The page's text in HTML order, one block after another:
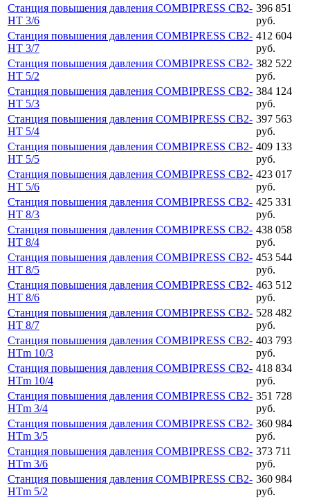
Станция повышения давления COMBIPRESS CB2-
HT 3/6
396 851
руб.
Станция повышения давления COMBIPRESS CB2-
HT 3/7
412 604
руб.
Станция повышения давления COMBIPRESS CB2-
HT 5/2
382 522
руб.
Станция повышения давления COMBIPRESS CB2-
HT 5/3
384 124
руб.
Станция повышения давления COMBIPRESS CB2-
HT 5/4
397 563
руб.
Станция повышения давления COMBIPRESS CB2-
HT 5/5
409 133
руб.
Станция повышения давления COMBIPRESS CB2-
HT 5/6
423 017
руб.
Станция повышения давления COMBIPRESS CB2-
HT 8/3
425 331
руб.
Станция повышения давления COMBIPRESS CB2-
HT 8/4
438 058
руб.
Станция повышения давления COMBIPRESS CB2-
HT 8/5
453 544
руб.
Станция повышения давления COMBIPRESS CB2-
HT 8/6
463 512
руб.
Станция повышения давления COMBIPRESS CB2-
HT 8/7
528 482
руб.
Станция повышения давления COMBIPRESS CB2-
HTm 10/3
403 793
руб.
Станция повышения давления COMBIPRESS CB2-
HTm 10/4
418 834
руб.
Станция повышения давления COMBIPRESS CB2-
HTm 3/4
351 728
руб.
Станция повышения давления COMBIPRESS CB2-
HTm 3/5
360 984
руб.
Станция повышения давления COMBIPRESS CB2-
HTm 3/6
373 711
руб.
Станция повышения давления COMBIPRESS CB2-
HTm 5/2
360 984
руб.